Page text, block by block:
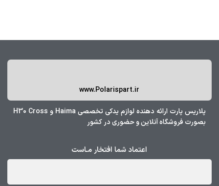
www.Polarispart.ir
پلاریس پارت ارائه دهنده لوازم یدکی تخصصی Haima و H30 Cross
بصورت فروشگاه آنلاین و حضوری در کشور
اعتماد شما افتخار مـاست